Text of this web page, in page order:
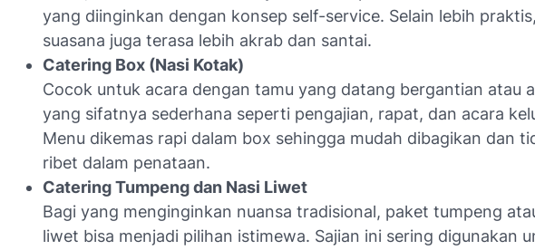
yang diinginkan dengan konsep self-service. Selain lebih praktis,
suasana juga terasa lebih akrab dan santai.
Catering Box (Nasi Kotak)
Cocok untuk acara dengan tamu yang datang bergantian atau
yang sifatnya sederhana seperti pengajian, rapat, dan acara
Menu dikemas rapi dalam box sehingga mudah dibagikan dan
ribet dalam penataan.
Catering Tumpeng dan Nasi Liwet
Bagi yang menginginkan nuansa tradisional, paket tumpeng
liwet bisa menjadi pilihan istimewa. Sajian ini sering digunakan